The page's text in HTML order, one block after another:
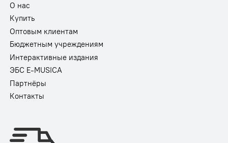
О нас
Купить
Оптовым клиентам
Бюджетным учреждениям
Интерактивные издания
ЭБС E-MUSICA
Партнёры
Контакты